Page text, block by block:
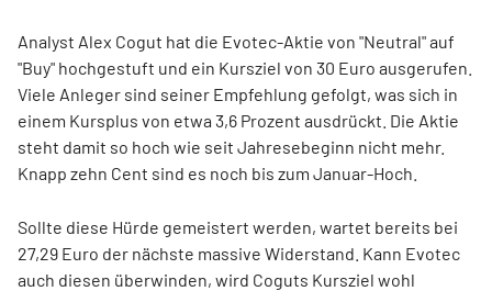
Analyst Alex Cogut hat die Evotec-Aktie von "Neutral" auf
"Buy" hochgestuft und ein Kursziel von 30 Euro ausgerufen.
Viele Anleger sind seiner Empfehlung gefolgt, was sich in
einem Kursplus von etwa 3,6 Prozent ausdrückt. Die Aktie
steht damit so hoch wie seit Jahresebeginn nicht mehr.
Knapp zehn Cent sind es noch bis zum Januar-Hoch.
Sollte diese Hürde gemeistert werden, wartet bereits bei
27,29 Euro der nächste massive Widerstand. Kann Evotec
auch diesen überwinden, wird Coguts Kursziel wohl